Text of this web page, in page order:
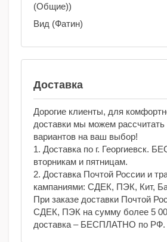
(Общие))
Вид (Фатин)
Доставка
Дорогие клиенты, для
доставки мы можем рассчитать
вариантов на ваш выбор!
1. Доставка по г. Георгиевск.
вторникам и пятницам.
2. Доставка Почтой России и
кампаниями: СДЕК, ПЭК, Кит,
При заказе доставки Почтой
СДЕК, ПЭК на сумму более 5
доставка – БЕСПЛАТНО по РФ.